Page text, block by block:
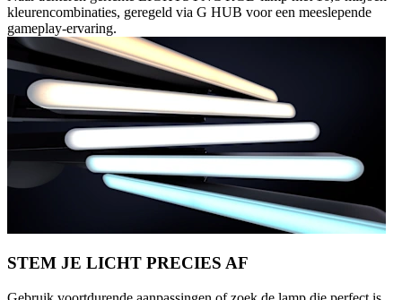
kleurencombinaties, geregeld via G HUB voor een meeslepende
gameplay-ervaring.
STEM JE LICHT PRECIES AF